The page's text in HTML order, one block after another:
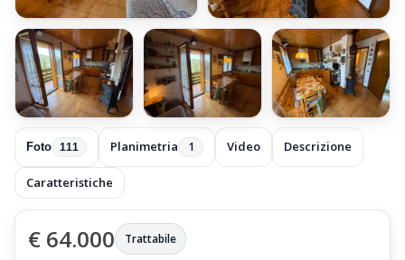
Foto 111 Planimetria 1 Video Descrizione
Caratteristiche
€ 64.000 Trattabile